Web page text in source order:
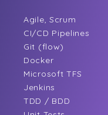
Agile, Scrum
CI/CD Pipelines
Git (flow)
Docker
Microsoft TFS
Jenkins
TDD / BDD